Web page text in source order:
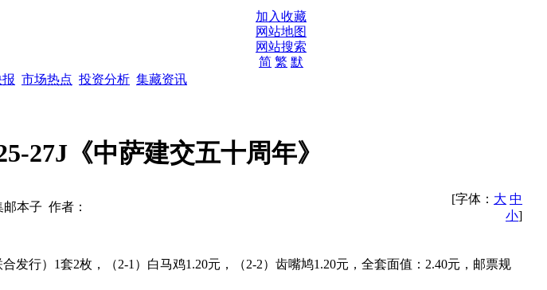
加入收藏
网站地图
网站搜索
简 繁 默
市场热点 投资分析 集藏资讯
27J《中萨建交五十周年》
邮本子 作者：
[字体： 大 中
小]
发行）1套2枚，（2-1）白马鸡1.20元，（2-2）齿嘴鸠1.20元，全套面值：2.40元，邮票规